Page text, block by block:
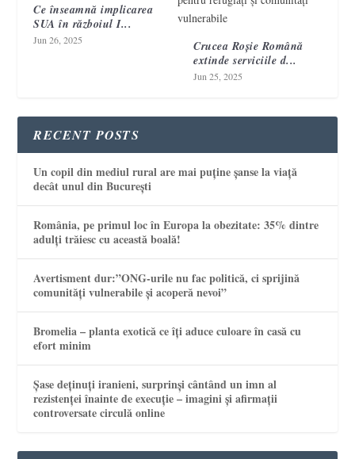
Ce înseamnă implicarea
SUA în războiul I...
Jun 26, 2025
Crucea Roșie Română
extinde serviciile d...
Jun 25, 2025
RECENT POSTS
Un copil din mediul rural are mai puține șanse la viață
decât unul din București
România, pe primul loc în Europa la obezitate: 35% dintre
adulți trăiesc cu această boală!
Avertisment dur:”ONG-urile nu fac politică, ci sprijină
comunități vulnerabile și acoperă nevoi”
Bromelia – planta exotică ce îți aduce culoare în casă cu
efort minim
Șase deținuți iranieni, surprinși cântând un imn al
rezistenței înainte de execuție – imagini și afirmații
controversate circulă online